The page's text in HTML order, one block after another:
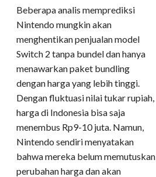
Beberapa analis memprediksi
Nintendo mungkin akan
menghentikan penjualan model
Switch 2 tanpa bundel dan hanya
menawarkan paket bundling
dengan harga yang lebih tinggi.
Dengan fluktuasi nilai tukar rupiah,
harga di Indonesia bisa saja
menembus Rp9-10 juta. Namun,
Nintendo sendiri menyatakan
bahwa mereka belum memutuskan
perubahan harga dan akan